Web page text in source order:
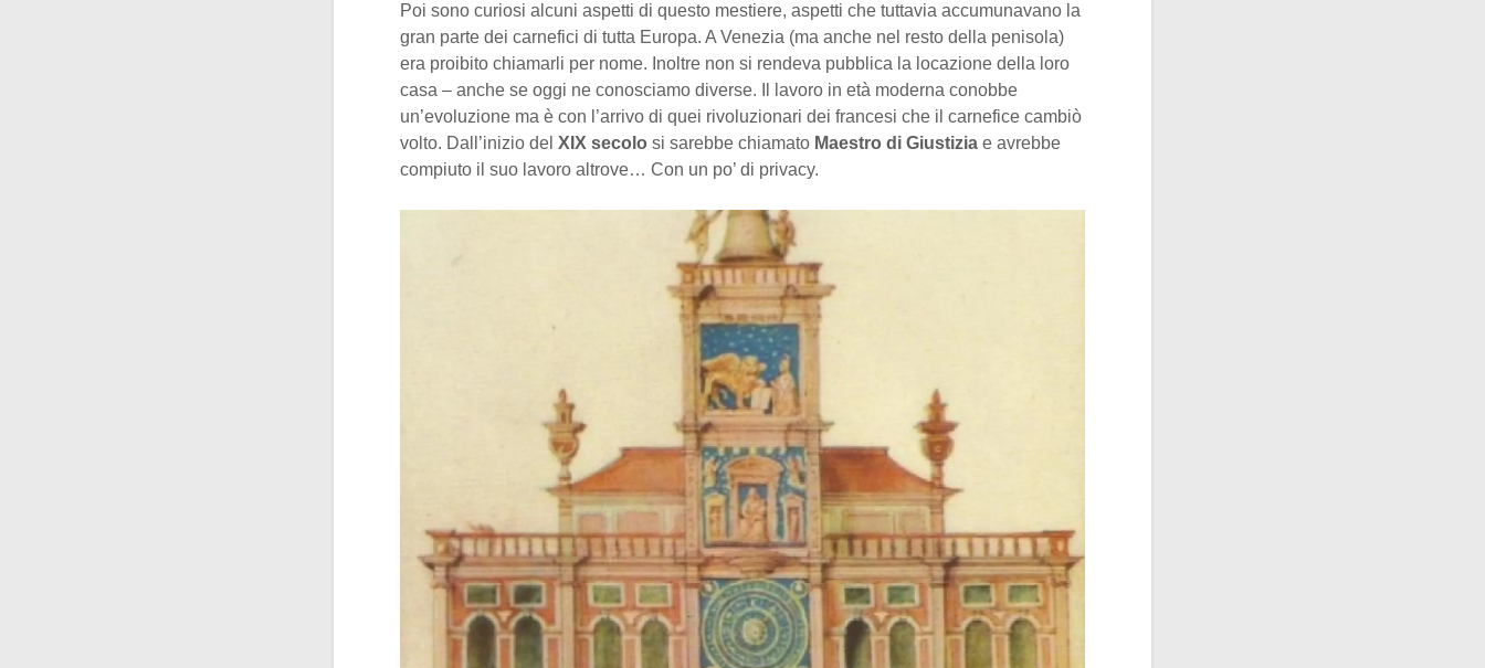
Poi sono curiosi alcuni aspetti di questo mestiere, aspetti che tuttavia accumunavano la
gran parte dei carnefici di tutta Europa. A Venezia (ma anche nel resto della penisola)
era proibito chiamarli per nome. Inoltre non si rendeva pubblica la locazione della loro
casa – anche se oggi ne conosciamo diverse. Il lavoro in età moderna conobbe
un’evoluzione ma è con l’arrivo di quei rivoluzionari dei francesi che il carnefice cambiò
volto. Dall’inizio del XIX secolo si sarebbe chiamato Maestro di Giustizia e avrebbe
compiuto il suo lavoro altrove… Con un po’ di privacy.